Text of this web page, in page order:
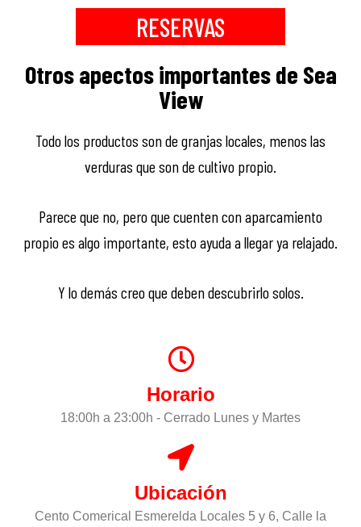
RESERVAS
Otros apectos importantes de Sea
View
Todo los productos son de granjas locales, menos las
verduras que son de cultivo propio.
Parece que no, pero que cuenten con aparcamiento
propio es algo importante, esto ayuda a llegar ya relajado.
Y lo demás creo que deben descubrirlo solos.
Horario
18:00h a 23:00h - Cerrado Lunes y Martes
Ubicación
Cento Comerical Esmerelda Locales 5 y 6, Calle la